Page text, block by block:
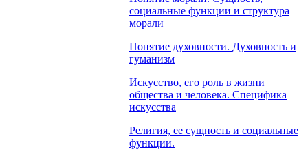
социальные функции и структура
морали
Понятие духовности. Духовность и
гуманизм
Искусство, его роль в жизни
общества и человека. Специфика
искусства
Религия, ее сущность и социальные
функции.